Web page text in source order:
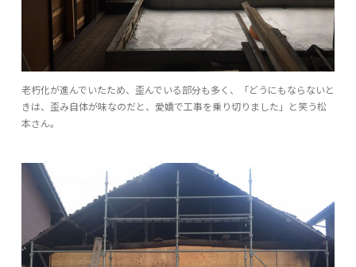
老朽化が進んでいたため、歪んでいる部分も多く、「どうにもならないと
きは、歪み自体が味なのだと、愛嬌で工事を乗り切りました」と笑う松
本さん。